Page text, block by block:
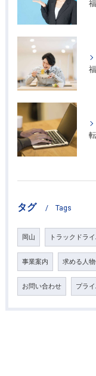
タグ Tags
岡山 トラックドラ
事業案内 求める人
お問い合わせ プラ